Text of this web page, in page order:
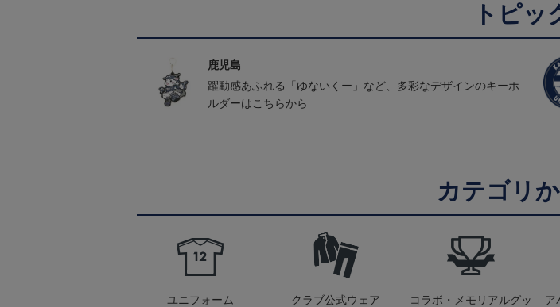
トピッ
鹿児島
躍動感あふれる「ゆないくー」など、多彩なデザインのキーホ
ルダーはこちらから
カテゴリ
ユニフォーム クラブ公式ウェア コラボ・メモリアルグッ ア